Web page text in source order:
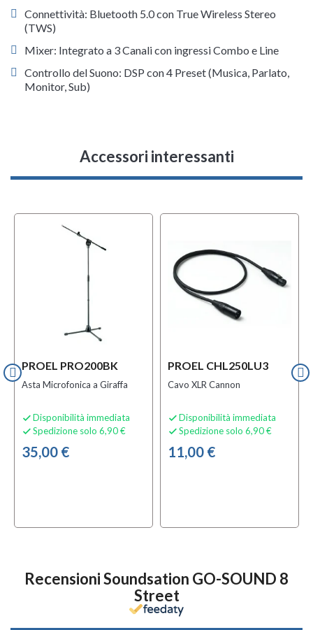
Connettività: Bluetooth 5.0 con True Wireless Stereo
(TWS)
Mixer: Integrato a 3 Canali con ingressi Combo e Line
Controllo del Suono: DSP con 4 Preset (Musica, Parlato,
Monitor, Sub)
Accessori interessanti
PROEL PRO200BK
Asta Microfonica a Giraffa
 Disponibilità immediata
 Spedizione solo 6,90 €
35,00 €
PROEL CHL250LU3
Cavo XLR Cannon
 Disponibilità immediata
 Spedizione solo 6,90 €
11,00 €
Recensioni Soundsation GO-SOUND 8
Street